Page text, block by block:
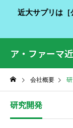
近大サプリは
ア・ファーマ
会社概要
研究開発